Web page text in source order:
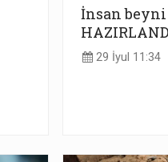
İnsan
29 İyul 11:34